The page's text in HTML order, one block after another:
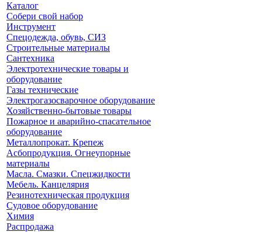
Каталог
Собери свой набор
Инструмент
Спецодежда, обувь, СИЗ
Строительные материалы
Сантехника
Электротехнические товары и
оборудование
Газы технические
Электрогазосварочное оборудование
Хозяйственно-бытовые товары
Пожарное и аварийно-спасательное
оборудование
Металлопрокат. Крепеж
Асбопродукция. Огнеупорные
материалы
Масла. Смазки. Спецжидкости
Мебель. Канцелярия
Резинотехническая продукция
Судовое оборудование
Химия
Распродажа